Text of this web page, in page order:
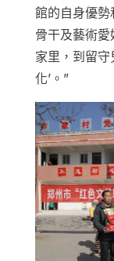
館的自身優
骨干及藝術
家里，到留守
化’。”